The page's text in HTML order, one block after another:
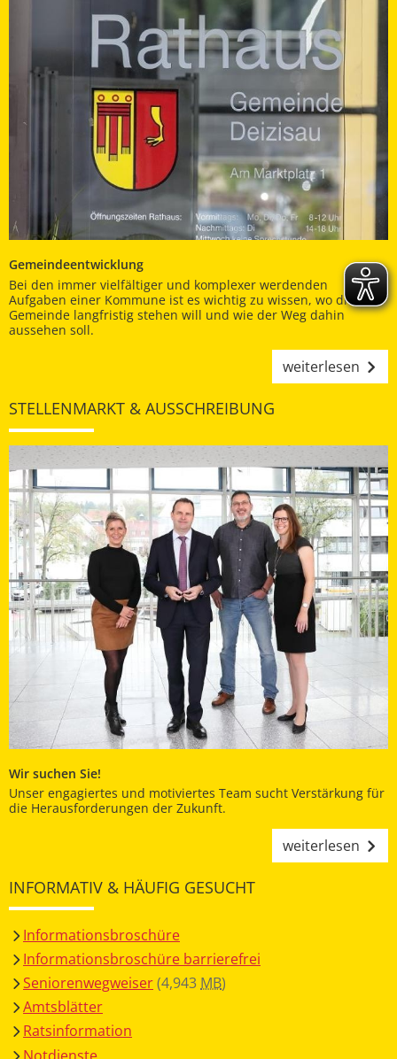
Gemeindeentwicklung
Bei den immer vielfältiger und komplexer werdenden
Aufgaben einer Kommune ist es wichtig zu wissen, wo die
Gemeinde langfristig stehen will und wie der Weg dahin
aussehen soll.
weiterlesen
STELLENMARKT & AUSSCHREIBUNG
Wir suchen Sie!
Unser engagiertes und motiviertes Team sucht Verstärkung für
die Herausforderungen der Zukunft.
weiterlesen
INFORMATIV & HÄUFIG GESUCHT
Informationsbroschüre
Informationsbroschüre barrierefrei
Seniorenwegweiser(4,943 MB)
Amtsblätter
Ratsinformation